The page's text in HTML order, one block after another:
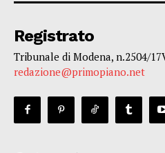
Registrato
Tribunale di Modena, n.2504/
redazione@primopiano.net